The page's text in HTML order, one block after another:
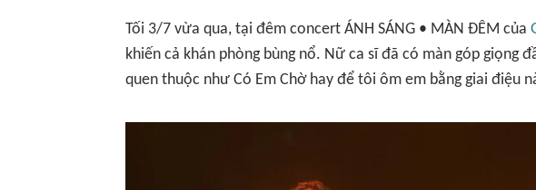
Tối 3/7 vừa qua, tại đêm concert ÁNH SÁNG • MÀN ĐÊM của
khiến cả khán phòng bùng nổ. Nữ ca sĩ đã có màn góp giọng
quen thuộc như Có Em Chờhay để tôi ôm em bằng giai điệu